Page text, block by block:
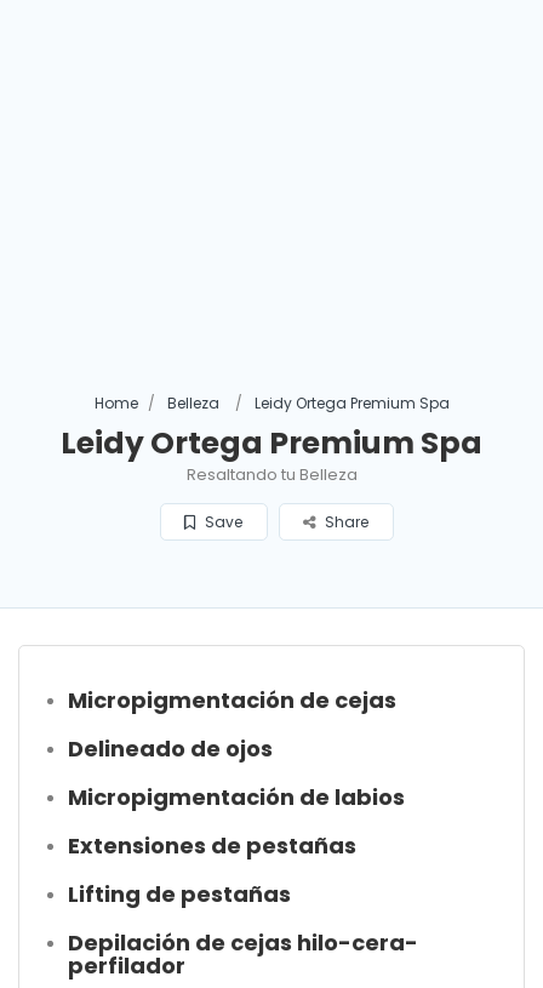
Home Belleza Leidy Ortega Premium Spa
Leidy Ortega Premium Spa
Resaltando tu Belleza
Save Share
Micropigmentación de cejas
Delineado de ojos
Micropigmentación de labios
Extensiones de pestañas
Lifting de pestañas
Depilación de cejas hilo-cera-
perfilador